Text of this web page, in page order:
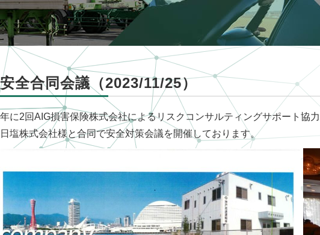
安全合同会議（2023/11/25）
年に2回AIG損害保険株式会社によるリスクコンサルティングサポート協
日塩株式会社様と合同で安全対策会議を開催しております。